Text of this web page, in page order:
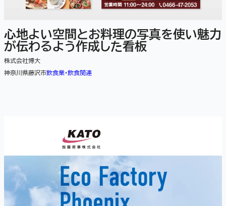
心地よい空間とお料理の写真を使い魅力
が伝わるよう作成した看板
株式会社博大
神奈川県藤沢市飲食業・飲食関連